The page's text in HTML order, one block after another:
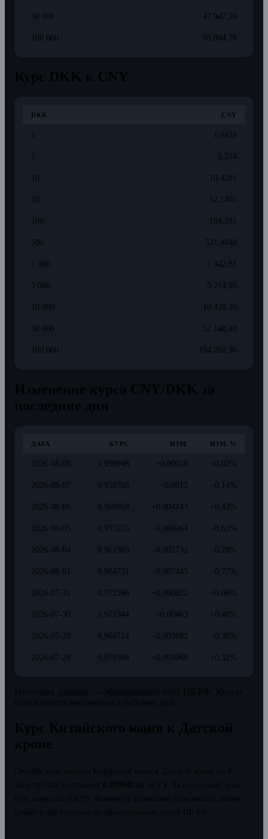
50 000 47 947,39
100 000 95 894,78
DKK CNY
1,0428
5 5,214
10 10,4281
50 52,1405
100 104,281
500 521,4048
1 000 1 042,81
5 000 5 214,05
10 000 10 428,10
50 000 52 140,48
100 000 104 280,96
ДАТА КУРС ИЗМ. ИЗМ. %
2026-08-08 0,958948 +0,00018 +0.02%
2026-08-07 0,958768 -0,0013 -0.14%
2026-08-06 0,960068 +0,004143 +0.43%
2026-08-05 0,955925 -0,006064 -0.63%
2026-08-04 0,961989 -0,002732 -0.28%
2026-08-01 0,964721 -0,007445 -0.77%
2026-07-31 0,972166 +0,000822 +0.08%
2026-07-30 0,971344 +0,00463 +0.48%
2026-07-29 0,966714 -0,003682 -0.38%
2026-07-28 0,970396 +0,003068 +0.32%